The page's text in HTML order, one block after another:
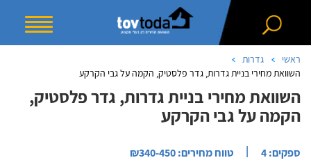
ראשי
גדרות
השוואת מחירי בניית גדרות, גדר פלסטיק, הקמה על גבי הקרקע
השוואת מחירי בניית גדרות, גדר פלסטיק,
הקמה על גבי הקרקע
ספקים: 4 | טווח מחירים: ₪340-450